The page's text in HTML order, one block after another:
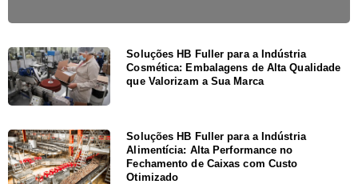
Soluções HB Fuller para a Indústria
Cosmética: Embalagens de Alta Qualidade
que Valorizam a Sua Marca
Soluções HB Fuller para a Indústria
Alimentícia: Alta Performance no
Fechamento de Caixas com Custo
Otimizado